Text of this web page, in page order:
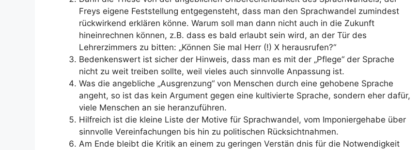
Freys eigene Feststellung entgegensteht, dass man den Sprachwandel zumindest
rückwirkend erklären könne. Warum soll man dann nicht auch in die Zukunft
hineinrechnen können, z.B. dass es bald erlaubt sein wird, an der Tür des
Lehrerzimmers zu bitten: „Können Sie mal Herr (!) X herausrufen?“
Bedenkenswert ist sicher der Hinweis, dass man es mit der „Pflege“ der Sprache
nicht zu weit treiben sollte, weil vieles auch sinnvolle Anpassung ist.
Was die angebliche „Ausgrenzung“ von Menschen durch eine gehobene Sprache
angeht, so ist das kein Argument gegen eine kultivierte Sprache, sondern eher dafür,
viele Menschen an sie heranzuführen.
Hilfreich ist die kleine Liste der Motive für Sprachwandel, vom Imponiergehabe über
sinnvolle Vereinfachungen bis hin zu politischen Rücksichtnahmen.
Am Ende bleibt die Kritik an einem zu geringen Verstän dnis für die Notwendigkeit